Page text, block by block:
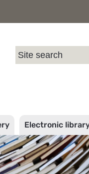
Electronic